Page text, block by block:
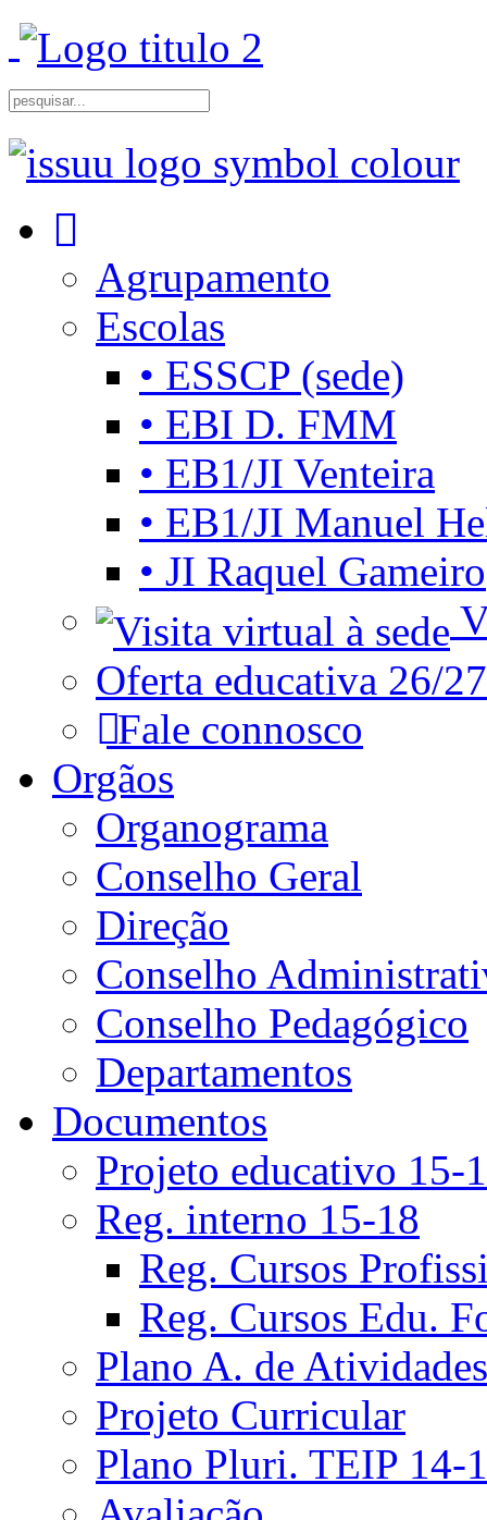
Agrupamento
Escolas
• ESSCP (sede)
• EBI D. FMM
• EB1/JI Venteira
• EB1/JI Manuel
• JI Raquel Gameiro
Oferta educativa 26/27
Fale connosco
Orgãos
Organograma
Conselho Geral
Direção
Conselho
Conselho Pedagógico
Departamentos
Documentos
Projeto educativo 15-
Reg. interno 15-18
Reg. Cursos
Reg. Cursos Edu.
Plano A. de Atividades
Projeto Curricular
Plano Pluri. TEIP 14-